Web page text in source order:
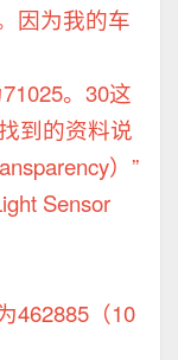
因为我的车
。30这
到的资料说
）”
Sensor
462885（10